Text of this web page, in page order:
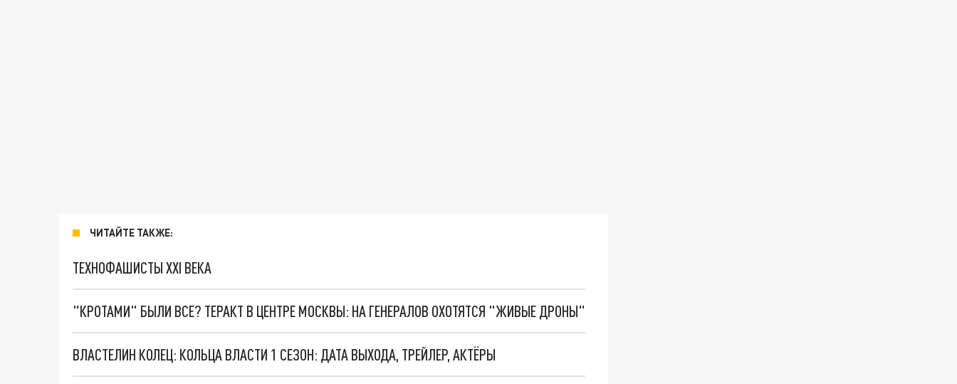
ЧИТАЙТЕ ТАКЖЕ:
ТЕХНОФАШИСТЫ XXI ВЕКА
"КРОТАМИ" БЫЛИ ВСЕ? ТЕРАКТ В ЦЕНТРЕ МОСКВЫ: НА ГЕНЕРАЛОВ ОХОТЯТСЯ "ЖИВЫЕ ДРОНЫ"
ВЛАСТЕЛИН КОЛЕЦ: КОЛЬЦА ВЛАСТИ 1 СЕЗОН: ДАТА ВЫХОДА, ТРЕЙЛЕР, АКТЁРЫ